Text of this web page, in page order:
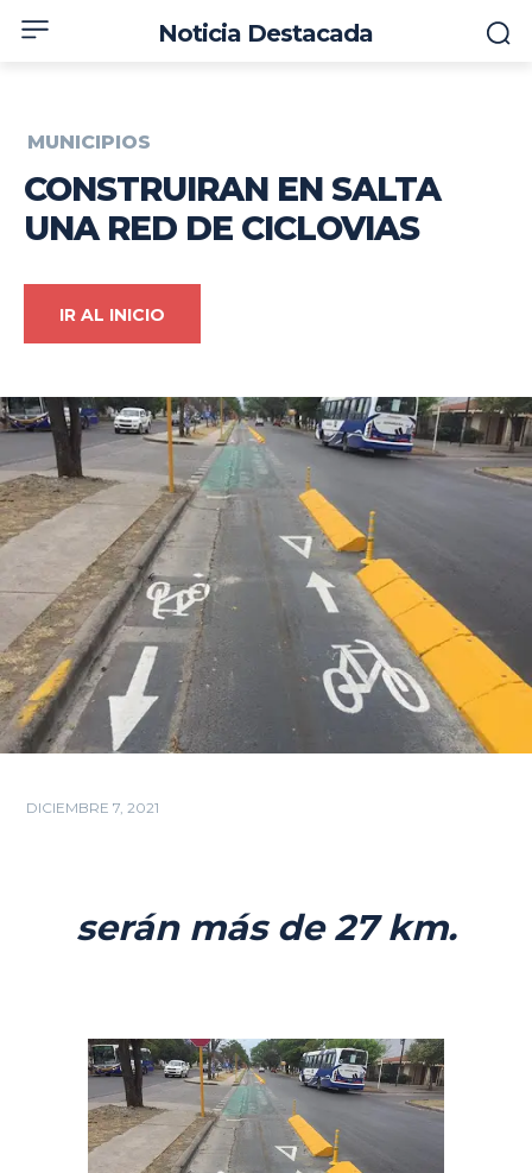
Noticia Destacada
MUNICIPIOS
CONSTRUIRAN EN SALTA
UNA RED DE CICLOVIAS
IR AL INICIO
DICIEMBRE 7, 2021
serán más de 27 km.